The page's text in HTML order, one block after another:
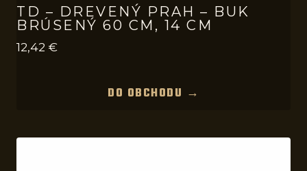
TD – DREVENÝ PRAH – BUK
BRÚSENÝ 60 CM, 14 CM
12,42 €
DO OBCHODU →